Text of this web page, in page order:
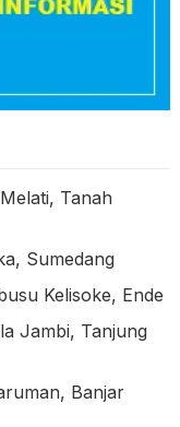
Tanah
Sumedang
Kelisoke, Ende
Jambi, Tanjung
Banjar